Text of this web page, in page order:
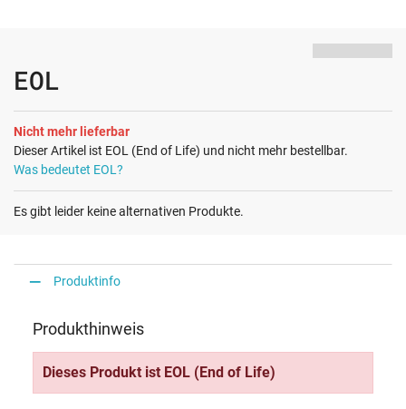
EOL
Nicht mehr lieferbar
Dieser Artikel ist EOL (End of Life) und nicht mehr bestellbar.
Was bedeutet EOL?
Es gibt leider keine alternativen Produkte.
Produktinfo
Produkthinweis
Dieses Produkt ist EOL (End of Life)